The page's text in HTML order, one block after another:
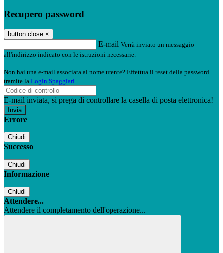
Recupero password
button close ×
E-mail Verrà inviato un messaggio
all'indirizzo indicato con le istruzioni necessarie.
Non hai una e-mail associata al nome utente? Effettua il reset della password
tramite la Login Spaggiari
E-mail inviata, si prega di controllare la casella di posta elettronica!
Errore
Chiudi
Successo
Chiudi
Informazione
Chiudi
Attendere...
Attendere il completamento dell'operazione...